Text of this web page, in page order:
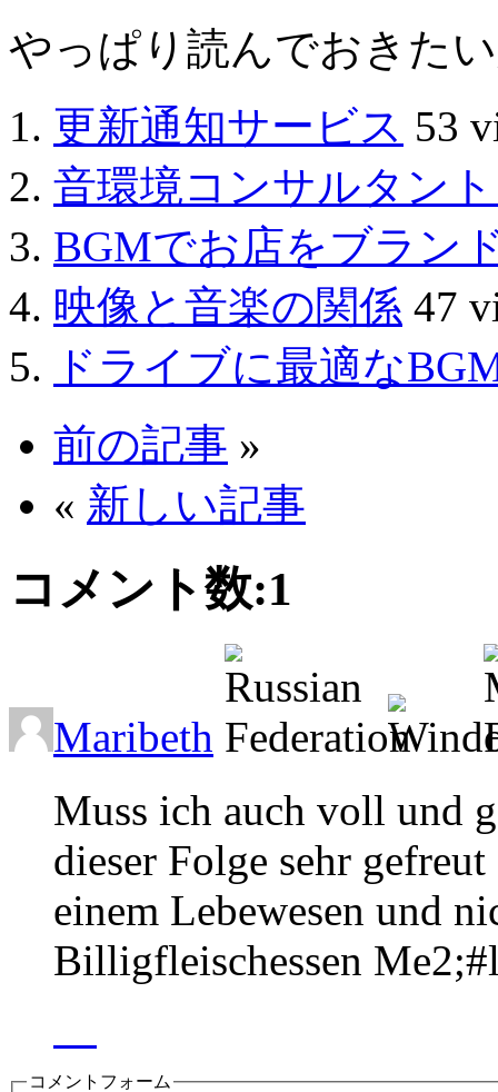
やっぱり読んでおきた
更新通知サービス 53
音環境コンサルタン
BGMでお店をブラン
映像と音楽の関係 47
ドライブに最適な
前の記事 »
« 新しい記事
コメント数:1
Maribeth
Muss ich auch voll und
dieser Folge sehr
einem Lebewesen und
Billigfleischessen
コメントフォーム